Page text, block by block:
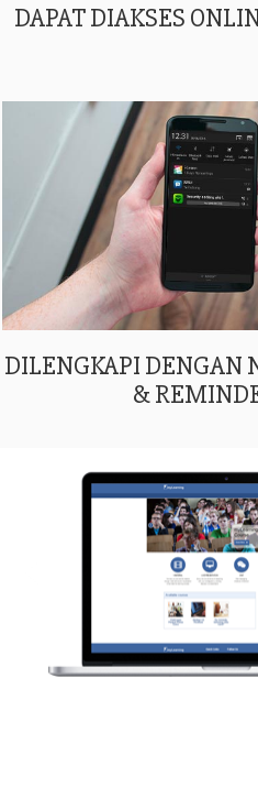
DAPAT DIAKSES
DILENGKAPI DENGAN
&